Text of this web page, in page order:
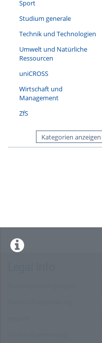
Sport
Studium generale
Technik und Technologien
Umwelt und Natürliche
Ressourcen
uniCROSS
Wirtschaft und
Management
ZfS
Kategorien anzeigen